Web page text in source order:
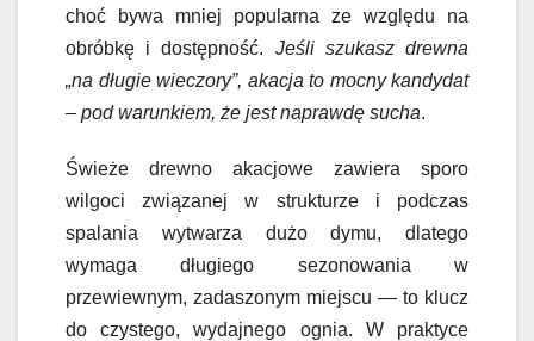
choć bywa mniej popularna ze względu na
obróbkę i dostępność. Jeśli szukasz drewna
„na długie wieczory”, akacja to mocny kandydat
– pod warunkiem, że jest naprawdę sucha.
Świeże drewno akacjowe zawiera sporo
wilgoci związanej w strukturze i podczas
spalania wytwarza dużo dymu, dlatego
wymaga długiego sezonowania w
przewiewnym, zadaszonym miejscu — to klucz
do czystego, wydajnego ognia. W praktyce